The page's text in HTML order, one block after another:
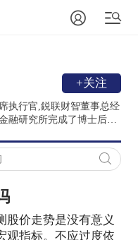
+关注
执行官,鋭联财智董事总经
融研究所完成了博士后研
产管理公司的亚洲业务负
投资者提供Smart Beta及
湾成功大学材料工程学系
京交通大学经管学院获得
股价走势是没有意义
观指标。不应过度依